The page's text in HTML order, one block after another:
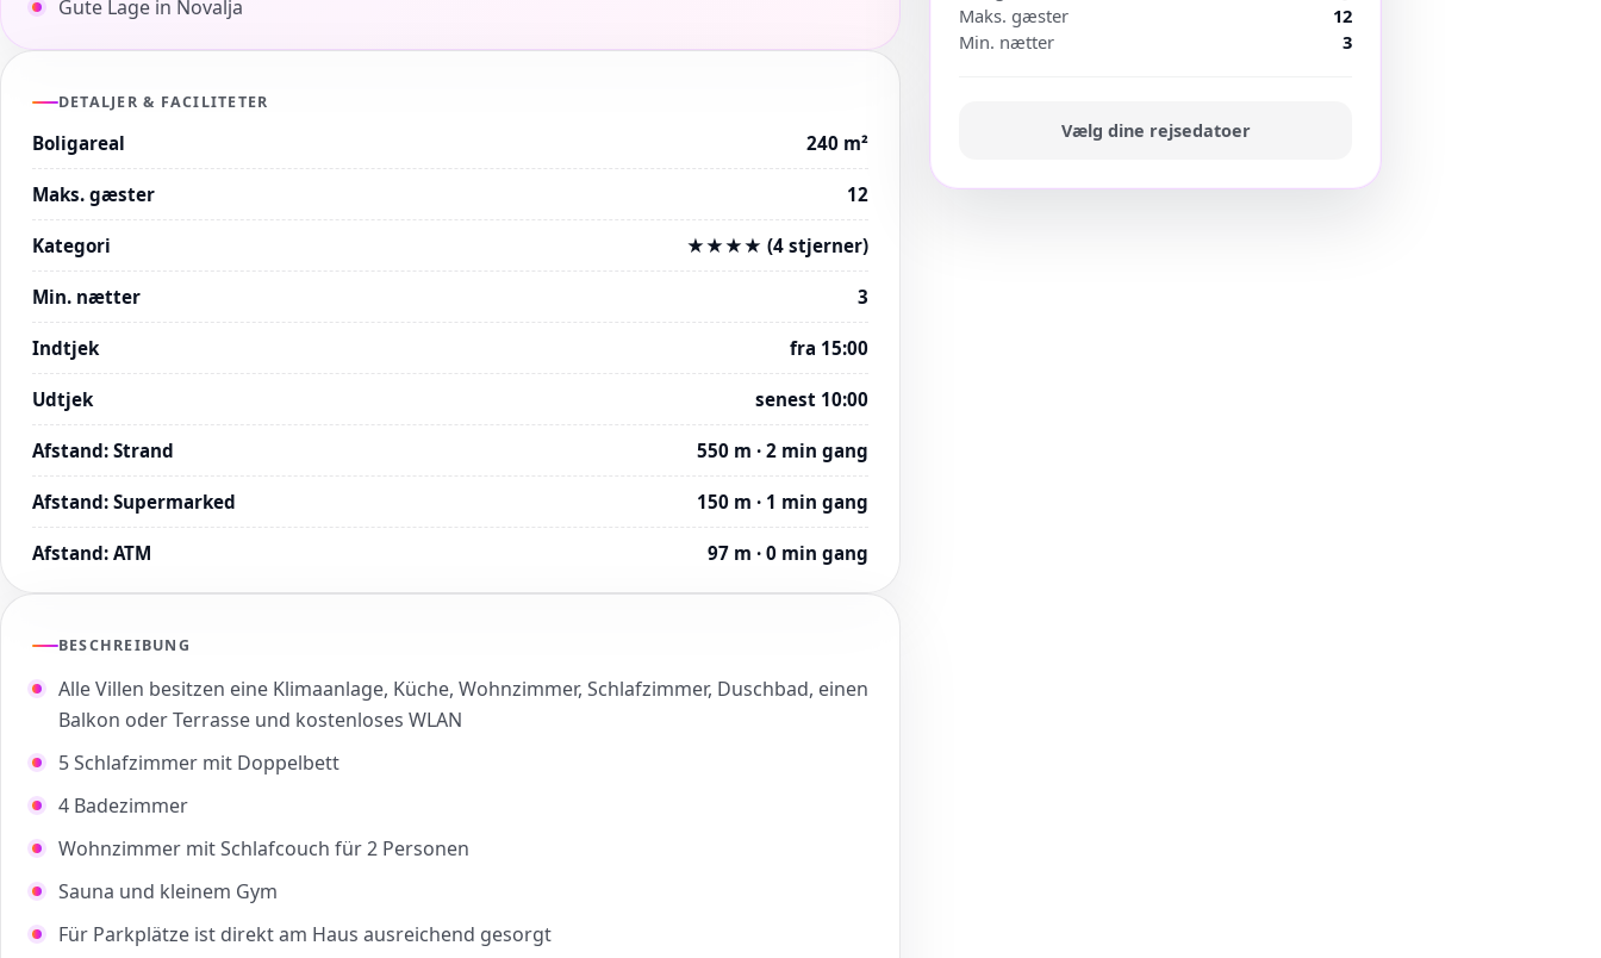
Gute Lage in Novalja
DETALJER & FACILITETER
Boligareal 240 m²
Maks. gæster 12
Kategori ★★★★ (4 stjerner)
Min. nætter 3
Indtjek fra 15:00
Udtjek senest 10:00
Afstand: Strand 550 m · 2 min gang
Afstand: Supermarked 150 m · 1 min gang
Afstand: ATM 97 m · 0 min gang
BESCHREIBUNG
Alle Villen besitzen eine Klimaanlage, Küche, Wohnzimmer, Schlafzimmer, Duschbad, einen
Balkon oder Terrasse und kostenloses WLAN
5 Schlafzimmer mit Doppelbett
4 Badezimmer
Wohnzimmer mit Schlafcouch für 2 Personen
Sauna und kleinem Gym
Für Parkplätze ist direkt am Haus ausreichend gesorgt
Maks. gæster
12
Min. nætter
3
Vælg dine rejsedatoer